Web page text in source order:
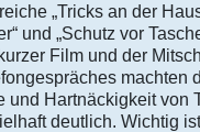
„Tricks an der
und „Schutz vor
Film und der
machten
und Hartnäckigkeit von
deutlich. Wichtig